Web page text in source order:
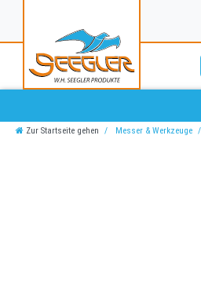
Zur Startseite gehen Messer & Werkzeuge